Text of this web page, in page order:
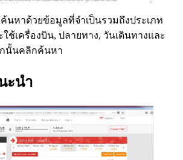
นหาด้วยข้อมูลที่จำเป็นรวมถึงประเภท
ช้เครื่องบิน, ปลายทาง, วันเดินทางและ
กนั้นคลิกค้นหา
ะนำ